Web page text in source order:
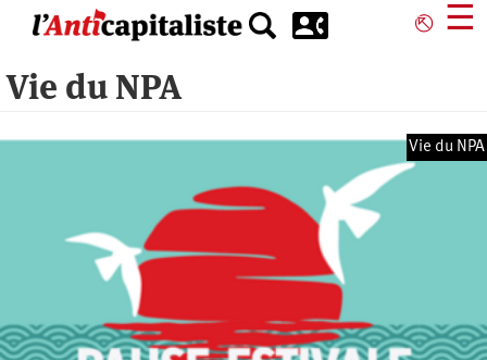
principal
⎋ ☰
Vie du NPA
Vie du NPA